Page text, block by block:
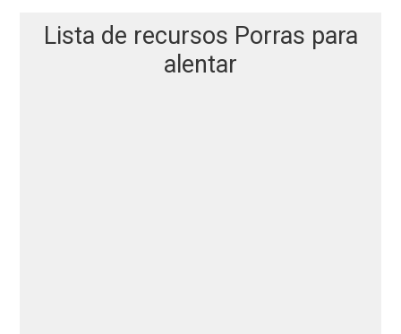
Lista de recursos Porras para
alentar